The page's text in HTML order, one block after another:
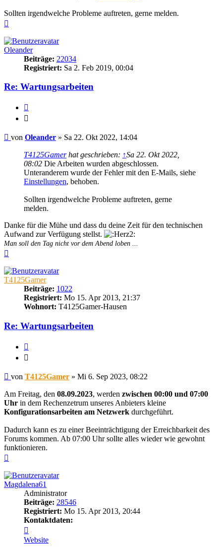
Sollten irgendwelche Probleme auftreten, gerne melden.
Oleander
Beiträge: 22034
Registriert: Sa 2. Feb 2019, 00:04
Re: Wartungsarbeiten
Beitrag
von Oleander » Sa 22. Okt 2022, 14:04
T4125Gamerhat geschrieben: ↑Sa 22. Okt 2022,
08:02 Die Arbeiten wurden abgeschlossen.
Unteranderem wurde der Fehler mit den E-Mails, siehe
Einstellungen, behoben.
Sollten irgendwelche Probleme auftreten, gerne
melden.
Danke für die Mühe und dass du deine Zeit für den technischen
Aufwand zur Verfügung stellst.
Man soll den Tag nicht vor dem Abend loben ...
T4125Gamer
Beiträge: 1022
Registriert: Mo 15. Apr 2013, 21:37
Wohnort: T4125Gamer-Hausen
Re: Wartungsarbeiten
Beitrag
von T4125Gamer » Mi 6. Sep 2023, 08:22
Am Freitag, den 08.09.2023, werden zwischen 00:00 und 07:00
Uhr in dem Rechenzetrum unseres Anbieters kleine
Konfigurationsarbeiten am Netzwerk durchgeführt.
Dadurch kann es zu einer Beeinträchtigung der Erreichbarkeit des
Forums kommen. Ab 07:00 Uhr sollte alles wieder wie gewohnt
funktionieren.
Magdalena61
Administrator
Beiträge: 28546
Registriert: Mo 15. Apr 2013, 20:44
Kontaktdaten:
von
Magdalena61
Website